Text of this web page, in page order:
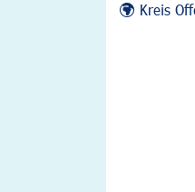
Kreis